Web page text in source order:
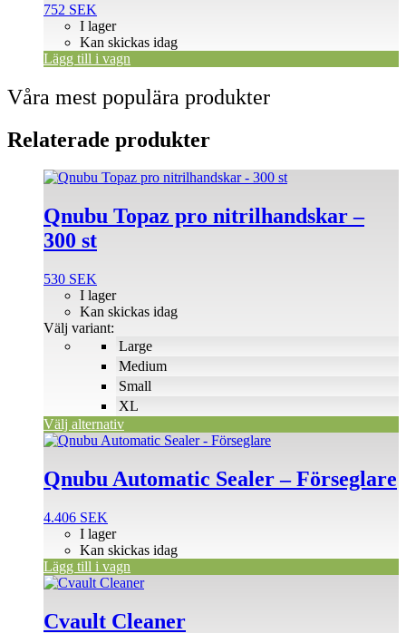
752 SEK
I lager
Kan skickas idag
Lägg till i vagn
Våra mest populära produkter
Relaterade produkter
Qnubu Topaz pro nitrilhandskar –
300 st
530 SEK
Large
Medium
Small
XL
I lager
Kan skickas idag
Välj variant:
Välj alternativ
Den
produkten
har
flera
De
olika
alternativen
kan
väljas
produktsidan
Qnubu Automatic Sealer – Förseglare
4.406 SEK
I lager
Kan skickas idag
Lägg till i vagn
Cvault Cleaner